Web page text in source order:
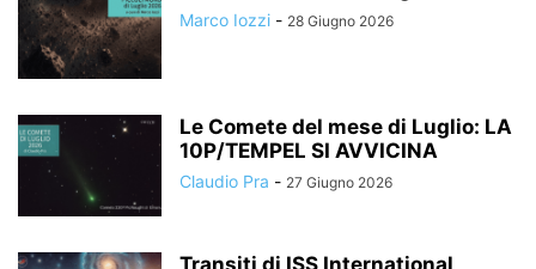
Marco Iozzi - 28 Giugno 2026
Le Comete del mese di Luglio: LA
10P/TEMPEL SI AVVICINA
Claudio Pra - 27 Giugno 2026
Transiti di ISS International